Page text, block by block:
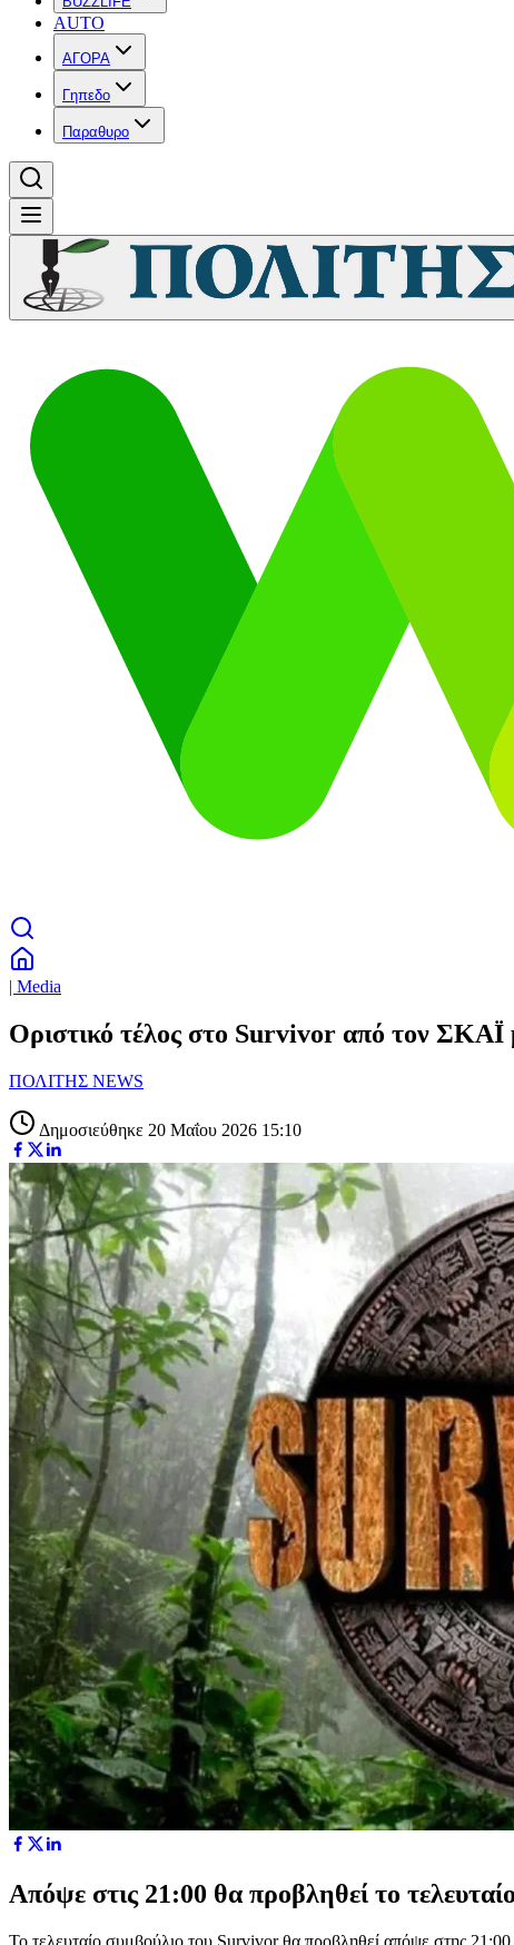
AUTO
ΑΓΟΡΑ
Γηπεδο
Παραθυρο
| Media
Οριστικό τέλος στο Survivor από τον
ΠΟΛΙΤΗΣ NEWS
Δημοσιεύθηκε 20 Μαΐου 2026 15:10
Απόψε στις 21:00 θα προβληθεί το
Το τελευταίο συμβούλιο του Survivor θα προβληθεί απόψε στης